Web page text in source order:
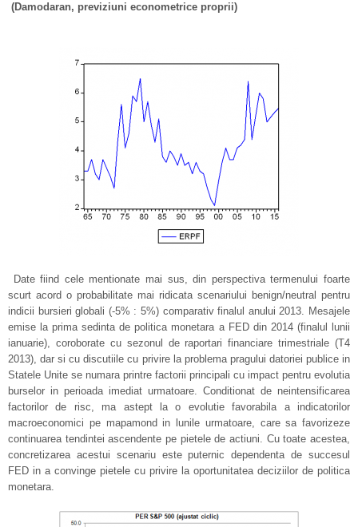
(Damodaran, previziuni econometrice proprii)
Date fiind cele mentionate mai sus, din perspectiva termenului foarte
scurt acord o probabilitate mai ridicata scenariului benign/neutral pentru
indicii bursieri globali (-5% : 5%) comparativ finalul anului 2013. Mesajele
emise la prima sedinta de politica monetara a FED din 2014 (finalul lunii
ianuarie), coroborate cu sezonul de raportari financiare trimestriale (T4
2013), dar si cu discutiile cu privire la problema pragului datoriei publice in
Statele Unite se numara printre factorii principali cu impact pentru evolutia
burselor in perioada imediat urmatoare. Conditionat de neintensificarea
factorilor de risc, ma astept la o evolutie favorabila a indicatorilor
macroeconomici pe mapamond in lunile urmatoare, care sa favorizeze
continuarea tendintei ascendente pe pietele de actiuni. Cu toate acestea,
concretizarea acestui scenariu este puternic dependenta de succesul
FED in a convinge pietele cu privire la oportunitatea deciziilor de politica
monetara.